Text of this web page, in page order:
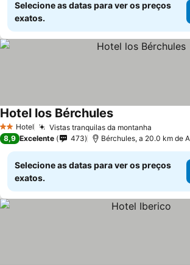
Selecione as datas para ver os preços
exatos.
2 Estrelas
Hotel Vistas tranquilas da montanha
Hotel los Bérchules
8,9 Excelente 473 Bérchules, a 20.0 km de
Selecione as datas para ver os preços
exatos.